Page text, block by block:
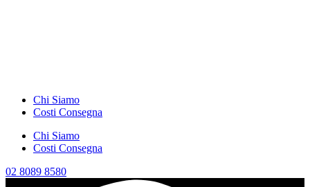
Chi Siamo
Costi Consegna
Chi Siamo
Costi Consegna
02 8089 8580